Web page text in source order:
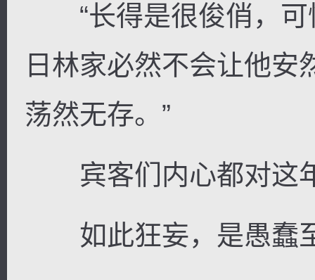
“长得是很俊俏，可
日林家必然不会让他安
荡然无存。”
宾客们内心都对这
如此狂妄，是愚蠢